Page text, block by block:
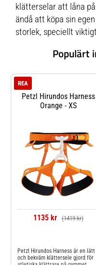
klätterselar att låna
ändå att köpa sin
storlek, speciellt
Populärt
Petzl Hirundos Harness
Orange - XS
REA
1135 kr (1419 kr)
Petzl Hirundos Harness är en lätt
och bekväm klättersele gjord för